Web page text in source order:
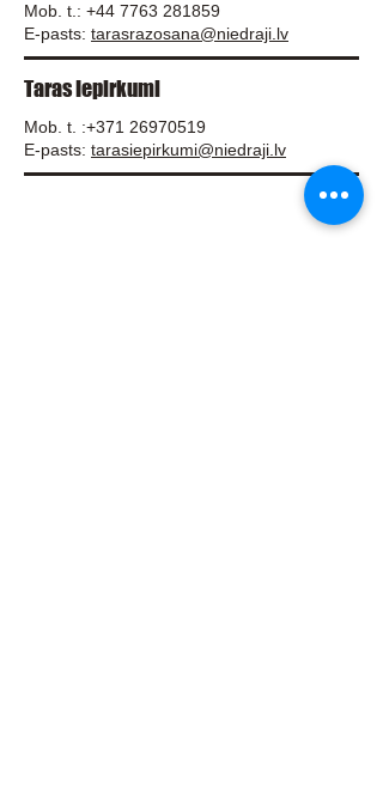
Mob. t.: +44 7763 281859
E-pasts: tarasrazosana@niedraji.lv
Taras Iepirkumi
Mob. t. :+371 26970519
E-pasts: tarasiepirkumi@niedraji.lv